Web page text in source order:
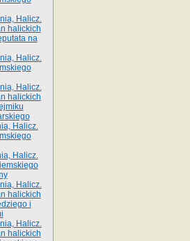
Halicz.
halickich
na
Halicz.
Halicz.
halickich
Halicz.
Halicz.
Halicz.
halickich
i
Halicz.
halickich